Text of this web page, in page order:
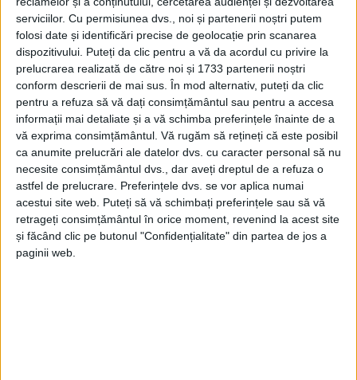
serviciilor. Cu permisiunea dvs., noi și partenerii noștri putem
folosi date și identificări precise de geolocație prin scanarea
dispozitivului. Puteți da clic pentru a vă da acordul cu privire la
prelucrarea realizată de către noi și 1733 partenerii noștri
conform descrierii de mai sus. În mod alternativ, puteți da clic
pentru a refuza să vă dați consimțământul sau pentru a accesa
informații mai detaliate și a vă schimba preferințele înainte de a
vă exprima consimțământul. Vă rugăm să rețineți că este posibil
ca anumite prelucrări ale datelor dvs. cu caracter personal să nu
necesite consimțământul dvs., dar aveți dreptul de a refuza o
astfel de prelucrare. Preferințele dvs. se vor aplica numai
acestui site web. Puteți să vă schimbați preferințele sau să vă
retrageți consimțământul în orice moment, revenind la acest site
și făcând clic pe butonul "Confidențialitate" din partea de jos a
paginii web.
specialiști în domeniu, astfel încît gazonul să fie adus
”la un nivel care să răspundă cerințelor competiției și
așteptărilor tuturor celor care vor păși pe <Areni>”.
Clubul își dorește ca stadionul să fie pregătit ”la cele
mai înalte standarde” pentru meciurile din Liga a II-a
și pentru a le oferi jucătorilor, staff-ului și
suporterilor ”condiții pe măsura ambițiilor acestui
proiect”.
În mesajul postat pe Facebook, reprezentanții Cetății
au mai transmis: ”Fiecare detaliu contează. Iar un
gazon de calitate este primul pas către spectacolul
pe care cu toții îl așteptăm”.